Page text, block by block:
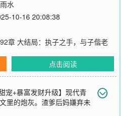
水
10-16 20:08:38
章 大结局：执子之手，与子偕老
点击阅读
宠+暴富发财升级】现代青
里的炮灰。渣爹后妈嫌弃未